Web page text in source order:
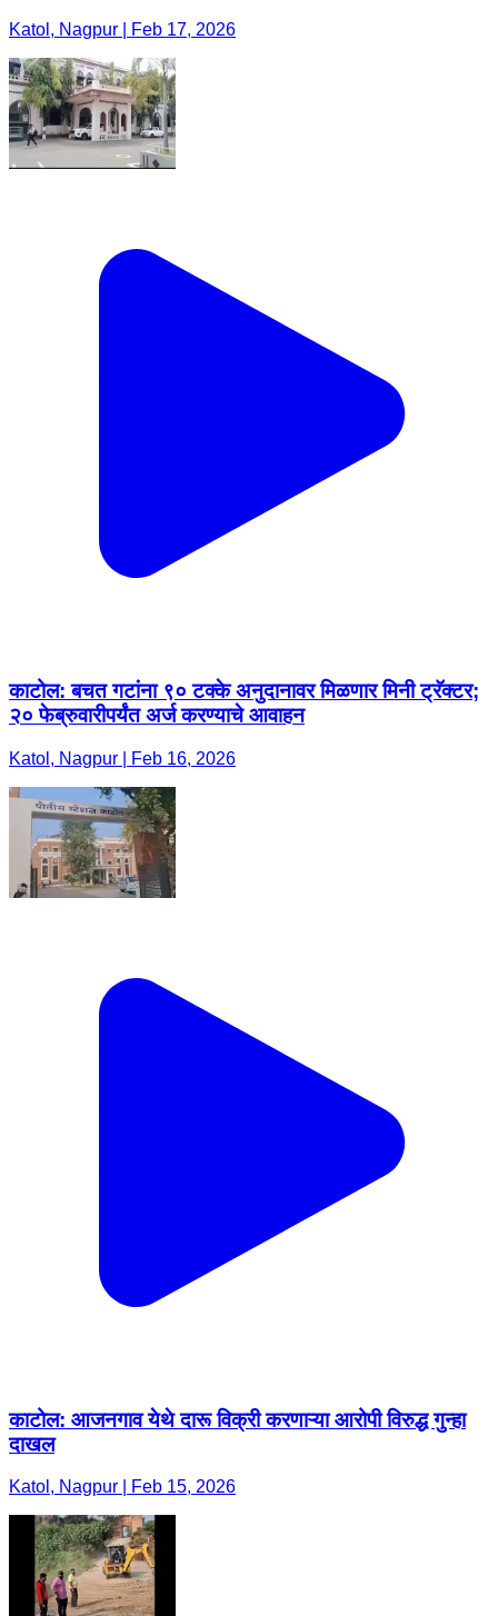
Katol, Nagpur | Feb 17, 2026
काटोल: बचत गटांना ९० टक्के अनुदानावर मिळणार मिनी ट्रॅक्टर;
२० फेब्रुवारीपर्यंत अर्ज करण्याचे आवाहन
Katol, Nagpur | Feb 16, 2026
काटोल: आजनगाव येथे दारू विक्री करणाऱ्या आरोपी विरुद्ध गुन्हा
दाखल
Katol, Nagpur | Feb 15, 2026